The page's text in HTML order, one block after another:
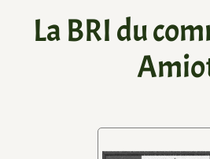
La BRI du